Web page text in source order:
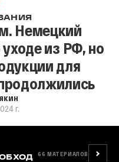
Немецкий
из РФ, но
для
г.
66 МАТЕРИАЛОВ